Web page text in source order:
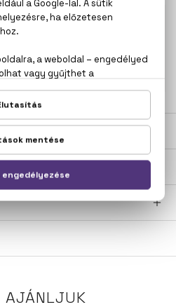
14 napos visszaküldési
Hívd ügyfélszolgálatunkat:+36
AJÁNLJUK